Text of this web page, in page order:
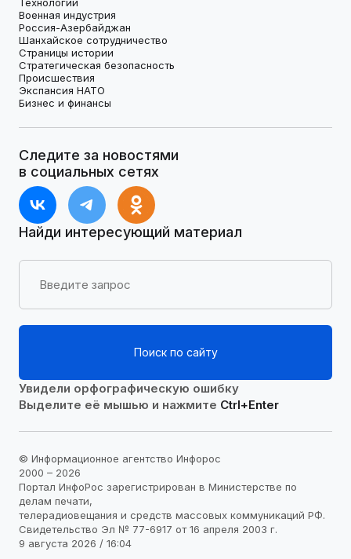
Военная индустрия
Россия-Азербайджан
Шанхайское сотрудничество
Страницы истории
Стратегическая безопасность
Происшествия
Экспансия НАТО
Бизнес и финансы
Следите за новостями
в социальных сетях
Найди интересующий материал
Поиск по сайту
Увидели орфографическую ошибку
Выделите её мышью и нажмите Ctrl+Enter
© Информационное агентство Инфорос
2000 – 2026
Портал ИнфоРос зарегистрирован в Министерстве по
делам печати,
телерадиовещания и средств массовых коммуникаций РФ.
Свидетельство Эл № 77-6917 от 16 апреля 2003 г.
9 августа 2026 / 16:04